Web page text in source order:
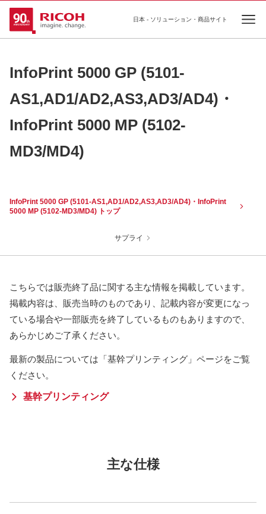
日本 - ソリューション・商品サイト
InfoPrint 5000 GP (5101-
AS1,AD1/AD2,AS3,AD3/AD4)・
InfoPrint 5000 MP (5102-
MD3/MD4)
InfoPrint 5000 GP (5101-AS1,AD1/AD2,AS3,AD3/AD4)・InfoPrint
5000 MP (5102-MD3/MD4) トップ
サプライ
こちらでは販売終了品に関する主な情報を掲載しています。
掲載内容は、販売当時のものであり、記載内容が変更になっ
ている場合や一部販売を終了しているものもありますので、
あらかじめご了承ください。
最新の製品については「基幹プリンティング」ページをご覧
ください。
基幹プリンティング
主な仕様